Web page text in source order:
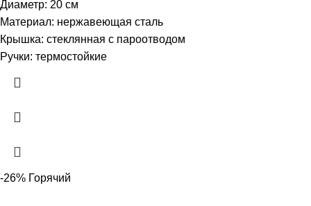
Диаметр: 20 см
Материал: нержавеющая сталь
Крышка: стеклянная с пароотводом
Ручки: термостойкие
-26% Горячий